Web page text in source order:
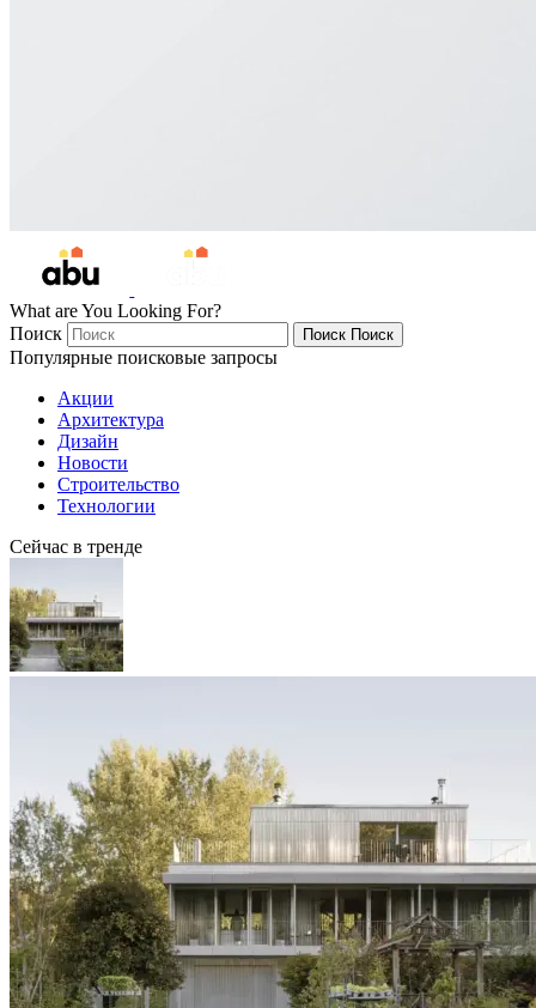
What are You Looking For?
Поиск
Поиск Поиск
Популярные поисковые запросы
Акции
Архитектура
Дизайн
Новости
Строительство
Технологии
Сейчас в тренде